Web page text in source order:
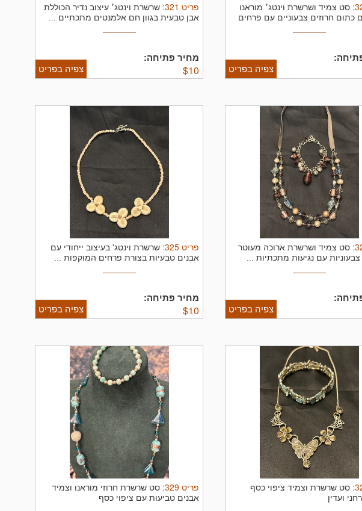
: סט צמיד ושרשרת וינטג׳ מוראנו
כתום חרוזים צבעוניים עם פרחים
צפיה בפריט
פריט 321
: שרשרת וינטג׳ עיצוב נדיר הכוללת
אבן טבעית בגוון חם אלמנטים מתכתיים ...
מחיר פתיחה:
$10 צפיה בפריט
: סט צמיד ושרשרת ארוכה מעוטר
עם נגיעות מתכתיות ...
צפיה בפריט
פריט 325
: שרשרת וינטג' בעיצוב ייחודי עם
אבנים טבעיות בצורת פרחים המוקפות ...
מחיר פתיחה:
$10 צפיה בפריט
: סט שרשרת וצמיד ציפוי כסף
ועדין
פריט 329
: סט שרשרת חרוזי מוראנו וצמיד
אבנים טביעות עם ציפוי כסף